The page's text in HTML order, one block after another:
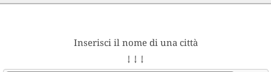
Inserisci il nome di una città
↓ ↓ ↓